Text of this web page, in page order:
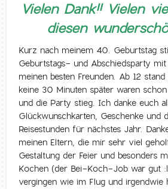
Vielen Dank!! Vielen
diesen
Kurz nach meinem 40. Geburtstag
Geburtstags- und Abschiedsparty
meinen besten Freunden. Ab 12
keine 30 Minuten später waren
und die Party stieg. Ich danke euch
Glückwunschkarten, Geschenke und
Reisestunden für nächstes Jahr.
meinen Eltern, die mir sehr viel
Gestaltung der Feier und besonders
Kochen (der Bei-Koch-Job war gut
vergingen wie im Flug und irgendwie